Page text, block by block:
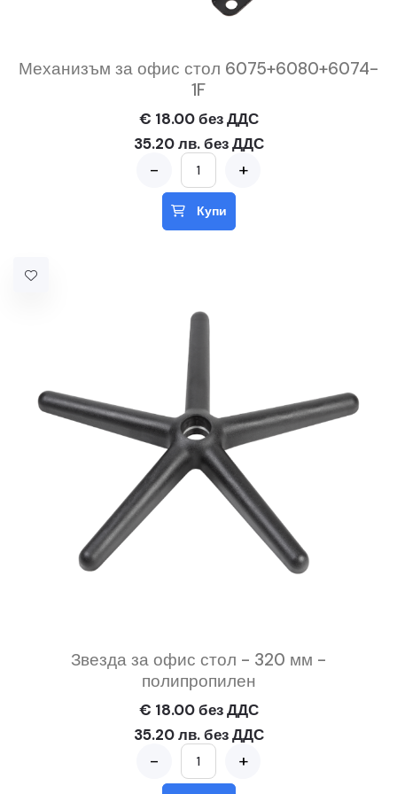
Механизъм за офис стол 6075+6080+6074-
1F
€ 18.00 без ДДС
35.20 лв. без ДДС
- +
Купи
Звезда за офис стол - 320 мм -
полипропилен
€ 18.00 без ДДС
35.20 лв. без ДДС
- +